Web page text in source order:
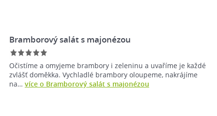
Bramborový salát s majonézou
Očistíme a omyjeme brambory i zeleninu a uvaříme je každé
zvlášť doměkka. Vychladlé brambory oloupeme, nakrájíme
na… více o Bramborový salát s majonézou